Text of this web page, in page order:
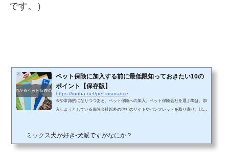
です。）
ペット保険に加入する前に最低限知っておきたい10の
ポイント【保存版】
https://inuha.net/pet-insurance
今や常識的になりつつある、ペット保険への加入。ペット保険会社を選ぶ際は、加
入しようとしている保険会社以外の他社のサイトやパンフレットを取り寄せ、比較
し、ペット保険はケガや病気で入院や通院を実際に経験してみないと、なかなか保
険のありがたみは感じないものです。また、病気やケガでイザ申請したときに、保
ミックス犬が好き-犬派ですがなにか？